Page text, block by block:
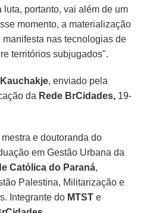
portanto, vai além de um
momento, a materialização
nas tecnologias de
territórios subjugados".
, enviado pela
da Rede BrCidades, 19-
mestra e doutoranda do
em Gestão Urbana da
Católica do Paraná,
Palestina, Militarização e
Integrante do MTST e